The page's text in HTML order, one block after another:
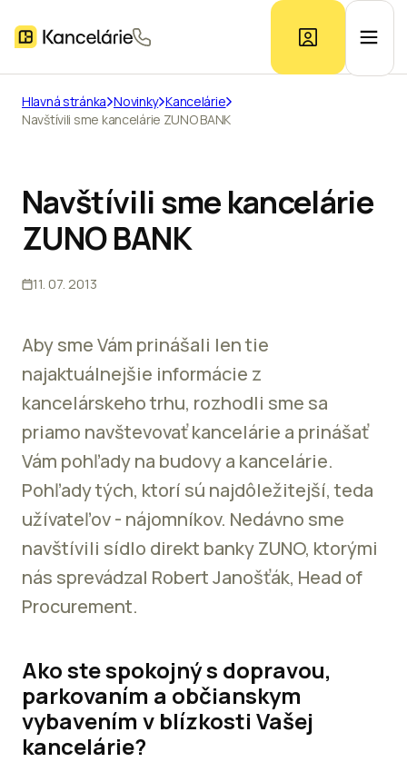
Prieskum trhu
Hlavná stránka Novinky Kancelárie
Navštívili sme kancelárie ZUNO BANK
Navštívili sme kancelárie
ZUNO BANK
11. 07. 2013
Aby sme Vám prinášali len tie
najaktuálnejšie informácie z
kancelárskeho trhu, rozhodli sme sa
priamo navštevovať kancelárie a prinášať
Vám pohľady na budovy a kancelárie.
Pohľady tých, ktorí sú najdôležitejší, teda
užívateľov - nájomníkov. Nedávno sme
navštívili sídlo direkt banky ZUNO, ktorými
nás sprevádzal Robert Janošťák, Head of
Procurement.
Ako ste spokojný s dopravou,
parkovaním a občianskym
vybavením v blízkosti Vašej
kancelárie?